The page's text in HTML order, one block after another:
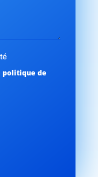
politique de